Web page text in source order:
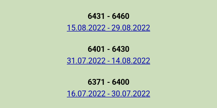
6431 - 6460
15.08.2022 - 29.08.2022
6401 - 6430
31.07.2022 - 14.08.2022
6371 - 6400
16.07.2022 - 30.07.2022